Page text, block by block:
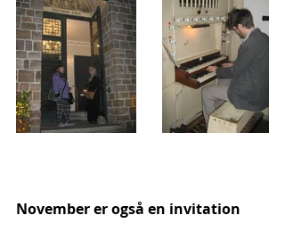
November er også en invitation